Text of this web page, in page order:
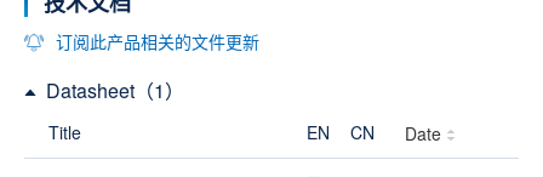
订阅此产品相关的文件更新
Datasheet（1）
Title EN CN Date